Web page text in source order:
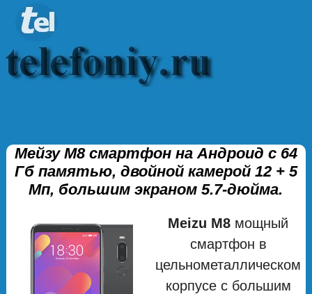
Мейзу М8 смартфон на Андроид с 64
Гб памятью, двойной камерой 12 + 5
Мп, большим экраном 5.7-дюйма.
Meizu M8 мощный
смартфон в
цельнометаллическом
корпусе с большим